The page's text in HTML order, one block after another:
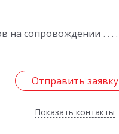
на сопровождении
Отправить заявку
Показать контакты
Отправить заявку
Назад